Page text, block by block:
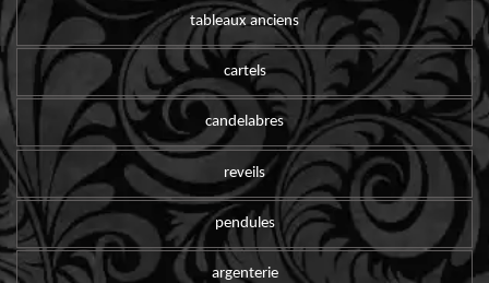
tableaux anciens
cartels
candelabres
reveils
pendules
argenterie